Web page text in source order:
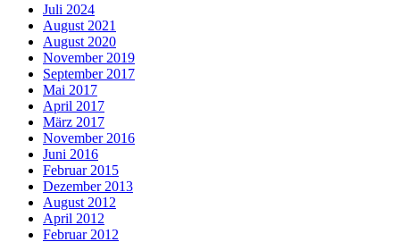
Juli 2024
August 2021
August 2020
November 2019
September 2017
Mai 2017
April 2017
März 2017
November 2016
Juni 2016
Februar 2015
Dezember 2013
August 2012
April 2012
Februar 2012